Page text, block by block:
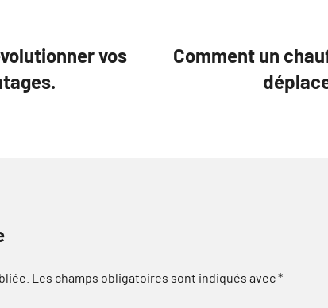
vos
Comment un
Les champs obligatoires sont indiqués avec*